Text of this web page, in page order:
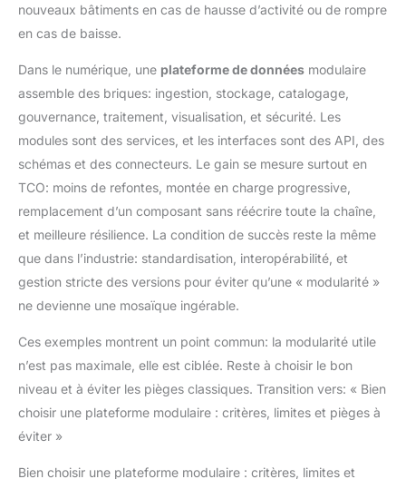
nouveaux bâtiments en cas de hausse d’activité ou de rompre
en cas de baisse.
Dans le numérique, une plateforme de données modulaire
assemble des briques: ingestion, stockage, catalogage,
gouvernance, traitement, visualisation, et sécurité. Les
modules sont des services, et les interfaces sont des API, des
schémas et des connecteurs. Le gain se mesure surtout en
TCO: moins de refontes, montée en charge progressive,
remplacement d’un composant sans réécrire toute la chaîne,
et meilleure résilience. La condition de succès reste la même
que dans l’industrie: standardisation, interopérabilité, et
gestion stricte des versions pour éviter qu’une « modularité »
ne devienne une mosaïque ingérable.
Ces exemples montrent un point commun: la modularité utile
n’est pas maximale, elle est ciblée. Reste à choisir le bon
niveau et à éviter les pièges classiques. Transition vers: « Bien
choisir une plateforme modulaire : critères, limites et pièges à
éviter »
Bien choisir une plateforme modulaire : critères, limites et